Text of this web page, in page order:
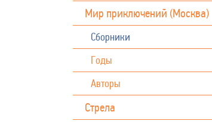
Мир приключений (Москва)
Сборники
Годы
Авторы
Стрела